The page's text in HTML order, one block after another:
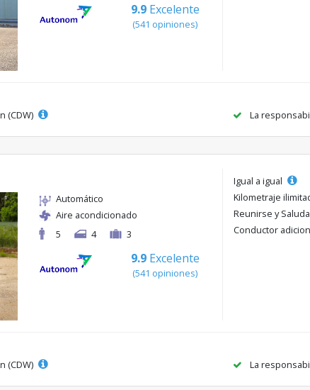
9.9 Excelente
(541 opiniones)
(CDW) La
Automático
Aire acondicionado
5
4 3
9.9 Excelente
(541 opiniones)
Igual a igual
Kilometraje
Reunirse y
Conductor
(CDW) La